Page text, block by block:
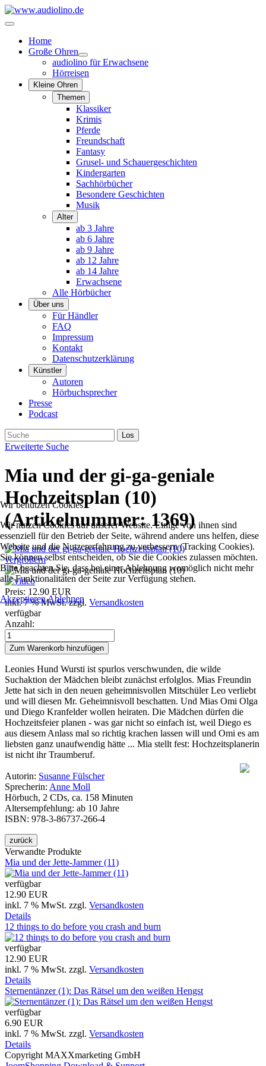
Home
Große Ohren
audiolino für Erwachsene
Hörreisen
Kleine Ohren
Themen
Klassiker
Krimis
Pferde
Freundschaft
Fantasy
Grusel- und Schauergeschichten
Kindergarten
Sachhörbücher
Besondere Geschichten
Musik
Alter
ab 3 Jahre
ab 6 Jahre
ab 9 Jahre
ab 12 Jahre
ab 14 Jahre
Erwachsene
Alle Hörbücher
Über uns
Für Händler
FAQ
Impressum
Kontakt
Datenschutzerklärung
Künstler
Autoren
Hörbuchsprecher
Presse
Podcast
Erweiterte Suche
Mia und der gi-ga-geniale
Hochzeitsplan (10)
(Artikelnummer:1369)
vergrößern
Preis: 12.90 EUR
inkl. 7 % MwSt. zzgl. Versandkosten
verfügbar
Anzahl:
Leonies Hund Wursti ist spurlos verschwunden, die wilde
Suchaktion der Mädchen bleibt zunächst erfolglos. Mias Freundin
Jette hat sich in den neuen geheimnisvollen Mitschüler Leo verliebt
und will diesen Mr. Geheimnisvoll beschatten. Und Mias Omi Olga
und Diego Kranfelder wollen heiraten. Die Mädchen dürfen die
Hochzeitsfeier planen - was gar nicht so einfach ist, weil Diego es
aus diesem Anlass mal so richtig krachen lassen will und Omi es am
liebsten ganz unaufwendig hätte ... Mia stellt fest: Hochzeitsplanerin
ist nicht ihr Traumberuf.
Autorin: Susanne Fülscher
Sprecherin: Anne Moll
Hörbuch, 2 CDs, ca. 158 Minuten
Altersempfehlung: ab 10 Jahre
ISBN: 978-3-86737-266-4
Verwandte Produkte
Mia und der Jette-Jammer (11)
verfügbar
12.90 EUR
inkl. 7 % MwSt. zzgl. Versandkosten
Details
12 things to do before you crash and burn
verfügbar
12.90 EUR
inkl. 7 % MwSt. zzgl. Versandkosten
Details
Sternentänzer (1): Das Rätsel um den weißen Hengst
verfügbar
6.90 EUR
inkl. 7 % MwSt. zzgl. Versandkosten
Details
Copyright MAXXmarketing GmbH
Wir benutzen Cookies
Wir nutzen Cookies auf unserer Website. Einige von ihnen sind
essenziell für den Betrieb der Seite, während andere uns helfen, diese
Website und die Nutzererfahrung zu verbessern (Tracking Cookies).
Sie können selbst entscheiden, ob Sie die Cookies zulassen möchten.
Bitte beachten Sie, dass bei einer Ablehnung womöglich nicht mehr
alle Funktionalitäten der Seite zur Verfügung stehen.
Akzeptieren Ablehnen